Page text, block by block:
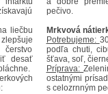
liečbu
desať
pečivo.
Mrkvová
Potrebujeme:
podľa chuti,
šťava, soľ,
Príprava:
ostatnými
s celozrnným